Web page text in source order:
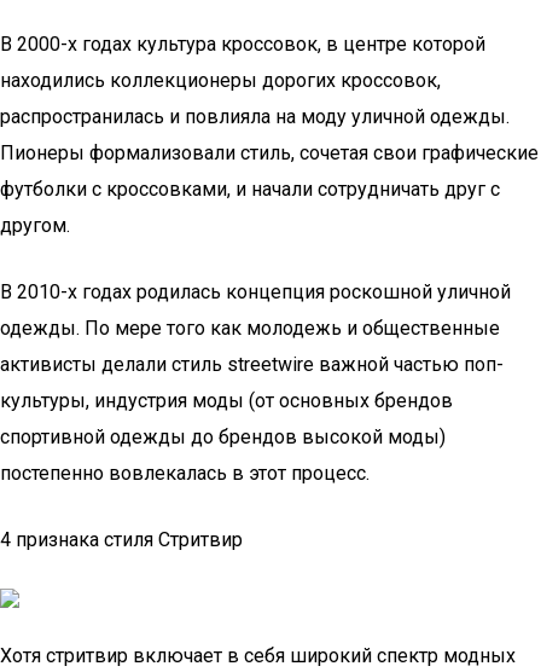
В 2000-х годах культура кроссовок, в центре которой
находились коллекционеры дорогих кроссовок,
распространилась и повлияла на моду уличной одежды.
Пионеры формализовали стиль, сочетая свои графические
футболки с кроссовками, и начали сотрудничать друг с
другом.
В 2010-х годах родилась концепция роскошной уличной
одежды. По мере того как молодежь и общественные
активисты делали стиль streetwire важной частью поп-
культуры, индустрия моды (от основных брендов
спортивной одежды до брендов высокой моды)
постепенно вовлекалась в этот процесс.
4 признака стиля Стритвир
Хотя стритвир включает в себя широкий спектр модных